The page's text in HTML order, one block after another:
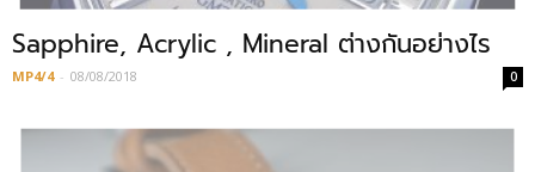
Sapphire, Acrylic , Mineral ต่างกันอย่างไร
MP4/4 - 08/08/2018 0